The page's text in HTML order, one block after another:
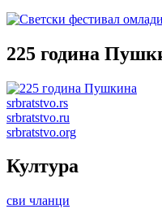
225 година
srbratstvo.rs
srbratstvo.ru
srbratstvo.org
Култура
сви чланци